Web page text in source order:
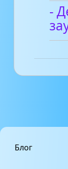
-
Блог